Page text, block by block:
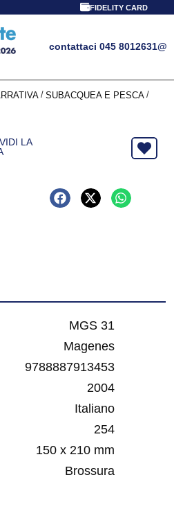
FIDELITY CARD
contattaci 045 8012631@
/ SUBACQUEA E PESCA /
LA
MGS 31
Magenes
9788887913453
2004
Italiano
254
150 x 210 mm
Brossura